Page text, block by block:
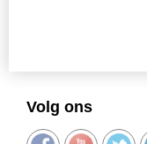
Volg ons